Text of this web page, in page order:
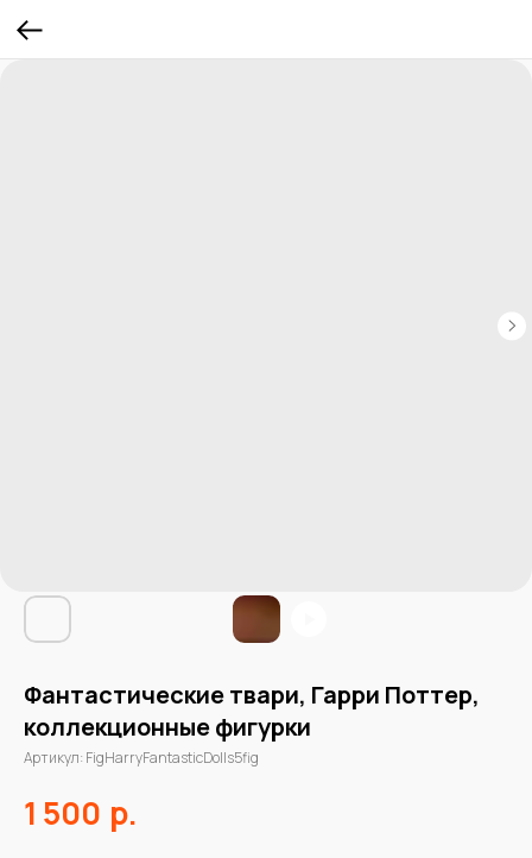
Фантастические твари, Гарри Поттер,
коллекционные фигурки
Артикул: FigHarryFantasticDolls5fig
1 500 р.